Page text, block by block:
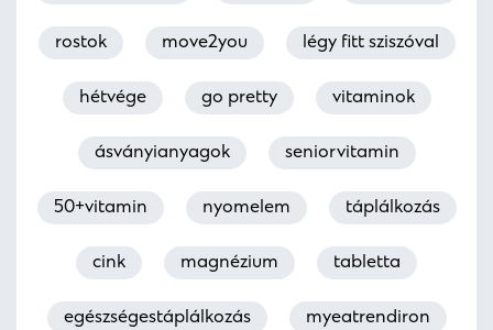
rostok move2you légy fitt sziszóval
hétvége go pretty vitaminok
ásványianyagok seniorvitamin
50+vitamin nyomelem táplálkozás
cink magnézium tabletta
egészségestáplálkozás myeatrendiron